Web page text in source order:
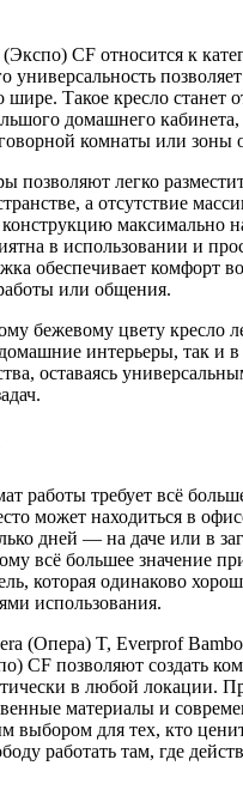
CF относится к
универсальность
шире. Такое кресло станет
домашнего кабинета,
комнаты или зоны
позволяют легко
а отсутствие
конструкцию максимально
в использовании и
обеспечивает комфорт
или общения.
бежевому цвету кресло
интерьеры, так и
оставаясь
работы требует всё
может находиться в
дней — на даче или в
всё большее значение
которая одинаково
использования.
(Опера) T, Everprof
CF позволяют создать
в любой локации.
материалы и
выбором для тех, кто
работать там, где